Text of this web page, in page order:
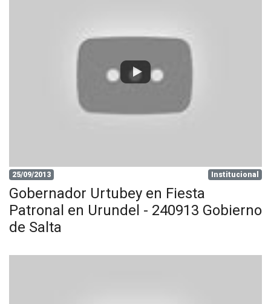
25/09/2013 Institucional
Gobernador Urtubey en Fiesta
Patronal en Urundel - 240913 Gobierno
de Salta